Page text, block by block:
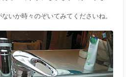
いか時々のぞいてみてくださいね。